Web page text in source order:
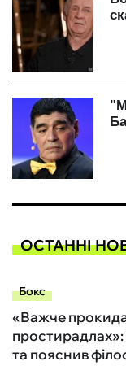
ОСТАННІ
Бокс
«Важче
простирадлах»:
та пояснив